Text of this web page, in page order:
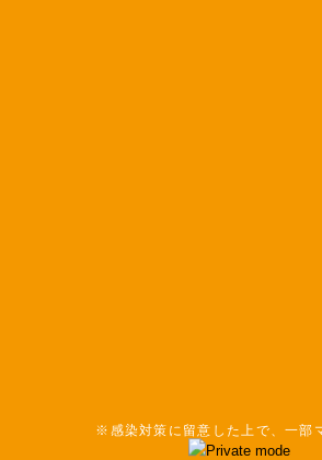
※感染対策に留意した上で、一部